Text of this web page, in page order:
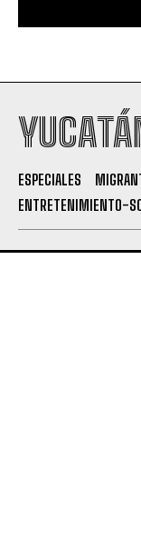
ESPECIALES
ENTRETENIMIENTO-